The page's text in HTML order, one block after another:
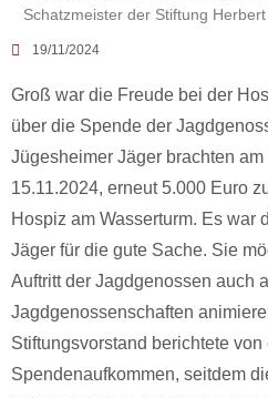
Schatzmeister der Stiftung
19/11/2024
Groß war die Freude bei der
über die Spende der
Jügesheimer Jäger brachten
15.11.2024, erneut 5.000 Euro
Hospiz am Wasserturm. Es war
Jäger für die gute Sache. Sie
Auftritt der Jagdgenossen auch
Jagdgenossenschaften
Stiftungsvorstand berichtete von
Spendenaufkommen, seitdem